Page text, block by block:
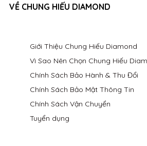
VỀ CHUNG HIẾU DIAMOND
Giới Thiệu Chung Hiếu Diamond
Vì Sao Nên Chọn Chung Hiếu
Chính Sách Bảo Hành & Thu Đổi
Chính Sách Bảo Mật Thông Tin
Chính Sách Vận Chuyển
Tuyển dụng